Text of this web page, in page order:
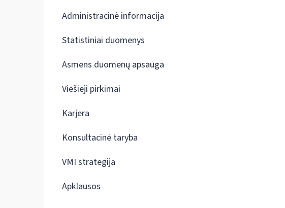
Administracinė informacija
Statistiniai duomenys
Asmens duomenų apsauga
Viešieji pirkimai
Karjera
Konsultacinė taryba
VMI strategija
Apklausos